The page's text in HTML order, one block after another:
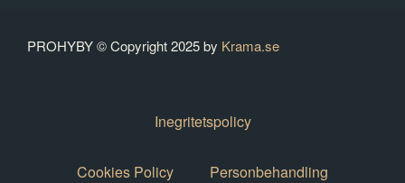
PROHYBY © Copyright 2025 by Krama.se
Inegritetspolicy
Cookies Policy Personbehandling